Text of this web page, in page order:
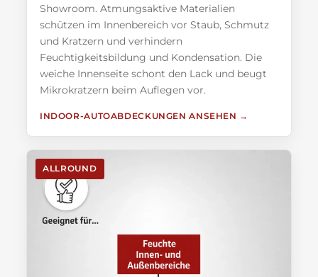
Showroom. Atmungsaktive Materialien
schützen im Innenbereich vor Staub, Schmutz
und Kratzern und verhindern
Feuchtigkeitsbildung und Kondensation. Die
weiche Innenseite schont den Lack und beugt
Mikrokratzern beim Auflegen vor.
INDOOR-AUTOABDECKUNGEN ANSEHEN
ALLROUND